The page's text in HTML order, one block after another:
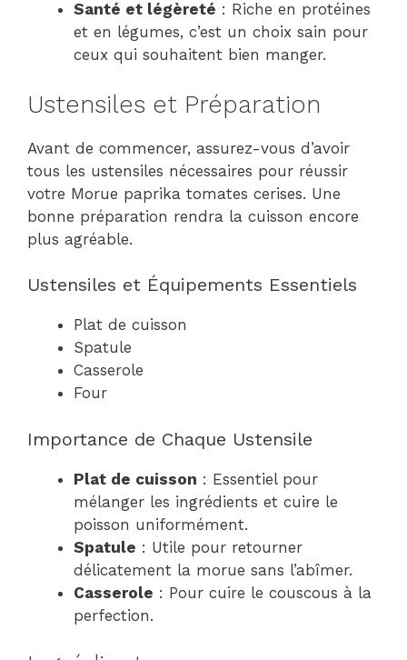
Santé et légèreté : Riche en protéines
et en légumes, c’est un choix sain pour
ceux qui souhaitent bien manger.
Ustensiles et Préparation
Avant de commencer, assurez-vous d’avoir
tous les ustensiles nécessaires pour réussir
votre Morue paprika tomates cerises. Une
bonne préparation rendra la cuisson encore
plus agréable.
Ustensiles et Équipements Essentiels
Plat de cuisson
Spatule
Casserole
Four
Importance de Chaque Ustensile
Plat de cuisson : Essentiel pour
mélanger les ingrédients et cuire le
poisson uniformément.
Spatule : Utile pour retourner
délicatement la morue sans l’abîmer.
Casserole : Pour cuire le couscous à la
perfection.